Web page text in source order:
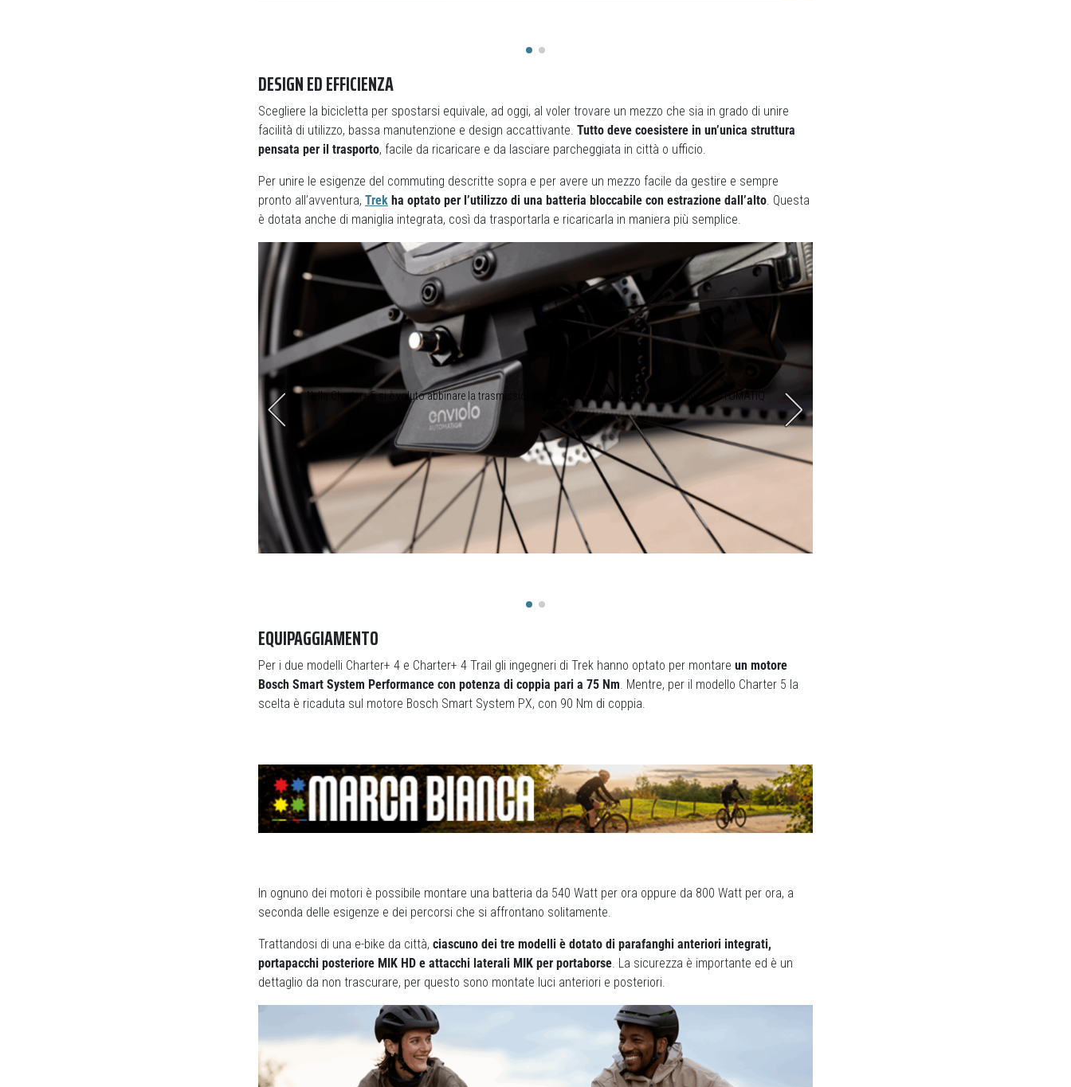
DESIGN ED EFFICIENZA
Scegliere la bicicletta per spostarsi equivale, ad oggi, al voler trovare un mezzo che sia in grado di unire
facilità di utilizzo, bassa manutenzione e design accattivante. Tutto deve coesistere in un’unica struttura
pensata per il trasporto, facile da ricaricare e da lasciare parcheggiata in città o ufficio.
Per unire le esigenze del commuting descritte sopra e per avere un mezzo facile da gestire e sempre
pronto all’avventura, Trek ha optato per l’utilizzo di una batteria bloccabile con estrazione dall’alto. Questa
è dotata anche di maniglia integrata, così da trasportarla e ricaricarla in maniera più semplice.
Nella Charter+ 5 si è voluto abbinare la trasmissione Enviolo IGH con il cambio automatico AUTOMATiQ
EQUIPAGGIAMENTO
Per i due modelli Charter+ 4 e Charter+ 4 Trail gli ingegneri di Trek hanno optato per montare un motore
Bosch Smart System Performance con potenza di coppia pari a 75 Nm. Mentre, per il modello Charter 5 la
scelta è ricaduta sul motore Bosch Smart System PX, con 90 Nm di coppia.
In ognuno dei motori è possibile montare una batteria da 540 Watt per ora oppure da 800 Watt per ora, a
seconda delle esigenze e dei percorsi che si affrontano solitamente.
Trattandosi di una e-bike da città, ciascuno dei tre modelli è dotato di parafanghi anteriori integrati,
portapacchi posteriore MIK HD e attacchi laterali MIK per portaborse. La sicurezza è importante ed è un
dettaglio da non trascurare, per questo sono montate luci anteriori e posteriori.